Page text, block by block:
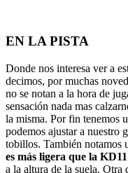
EN LA PISTA
Donde nos interesa ver a
decimos, por muchas
no se notan a la hora de
sensación nada mas
la misma. Por fin tenemos
podemos ajustar a nuestro
tobillos. También notamos
es más ligera que la KD11
a la altura de la suela. Otra